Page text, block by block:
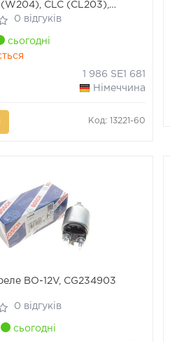
CLC (CL203),
3,5-T (B906), SPRINTER 3-T
5-T (B906) 05.02-
0 відгуків
сьогодні
1 986 SE1 681
Німеччина
Код: 13221-60
BO-12V, CG234903
0 відгуків
сьогодні